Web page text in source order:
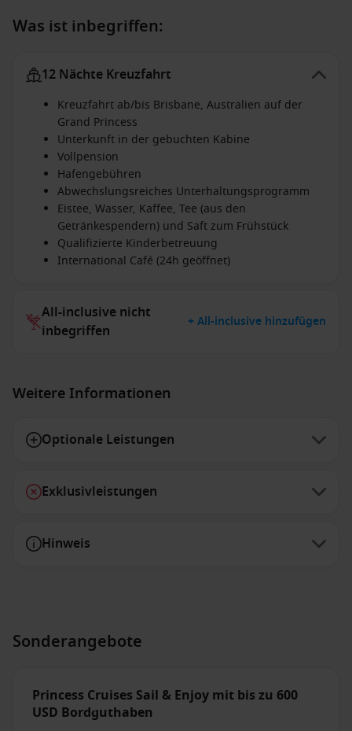
Was ist inbegriffen:
12 Nächte Kreuzfahrt
Kreuzfahrt ab/bis Brisbane, Australien auf der
Grand Princess
Unterkunft in der gebuchten Kabine
Vollpension
Hafengebühren
Abwechslungsreiches Unterhaltungsprogramm
Eistee, Wasser, Kaffee, Tee (aus den
Getränkespendern) und Saft zum Frühstück
Qualifizierte Kinderbetreuung
International Café (24h geöffnet)
All-inclusive nicht
inbegriffen
+ All-inclusive hinzufügen
Weitere Informationen
Optionale Leistungen
Exklusivleistungen
Hinweis
Sonderangebote
Princess Cruises Sail & Enjoy mit bis zu 600
USD Bordguthaben